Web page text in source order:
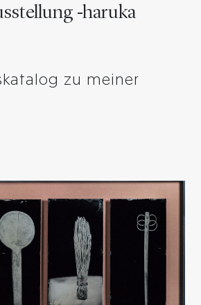
-haruka
zu meiner